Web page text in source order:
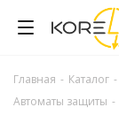
Главная - Каталог -
Автоматы защиты -